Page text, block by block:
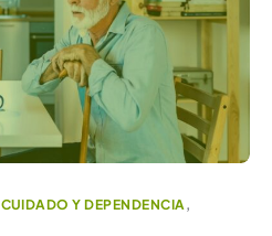
CUIDADO Y DEPENDENCIA,